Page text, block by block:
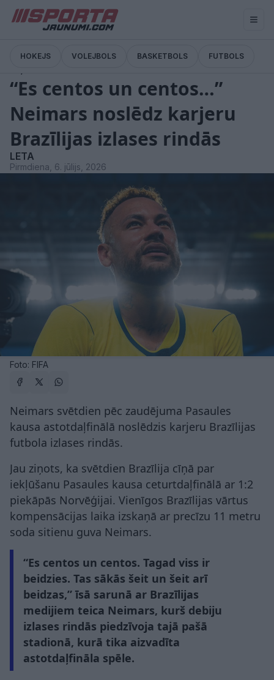
HOKEJS VOLEJBOLS BASKETBOLS FUTBOLS
“Es centos un centos…”
Neimars noslēdz karjeru
Brazīlijas izlases rindās
LETA
Pirmdiena, 6. jūlijs, 2026
Foto: FIFA
Neimars svētdien pēc zaudējuma Pasaules
kausa astotdaļfinālā noslēdzis karjeru Brazīlijas
futbola izlases rindās.
Jau ziņots, ka svētdien Brazīlija cīņā par
iekļūšanu Pasaules kausa ceturtdaļfinālā ar 1:2
piekāpās Norvēģijai. Vienīgos Brazīlijas vārtus
kompensācijas laika izskaņā ar precīzu 11 metru
soda sitienu guva Neimars.
“Es centos un centos. Tagad viss ir
beidzies. Tas sākās šeit un šeit arī
beidzas,” īsā sarunā ar Brazīlijas
medijiem teica Neimars, kurš debiju
izlases rindās piedzīvoja tajā pašā
stadionā, kurā tika aizvadīta
astotdaļfināla spēle.